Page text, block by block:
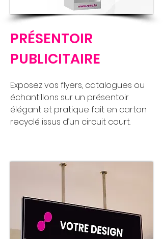
PRÉSENTOIR
PUBLICITAIRE
Exposez vos flyers, catalogues ou
échantillons sur un présentoir
élégant et pratique fait en carton
recyclé issus d’un circuit court.